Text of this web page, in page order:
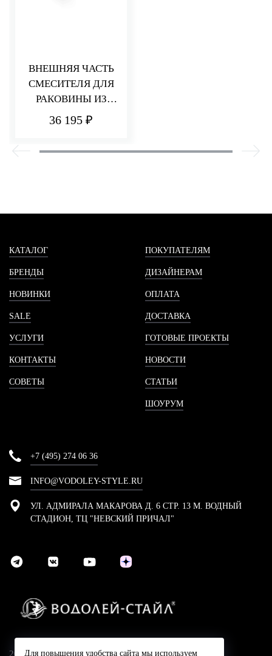
ВНЕШНЯЯ ЧАСТЬ
СМЕСИТЕЛЯ ДЛЯ
РАКОВИНЫ ИЗ
СТЕНЫ Q30
36 195 ₽
КАТАЛОГ
БРЕНДЫ
НОВИНКИ
SALE
УСЛУГИ
КОНТАКТЫ
СОВЕТЫ
ПОКУПАТЕЛЯМ
ДИЗАЙНЕРАМ
ОПЛАТА
ДОСТАВКА
ГОТОВЫЕ ПРОЕКТЫ
НОВОСТИ
СТАТЬИ
ШОУРУМ
+7 (495) 274 06 36
INFO@VODOLEY-STYLE.RU
УЛ. АДМИРАЛА МАКАРОВА Д. 6 СТР. 13 М. ВОДНЫЙ
СТАДИОН, ТЦ "НЕВСКИЙ ПРИЧАЛ"
2024 © Компания Водолей-Cтайл
Для повышения удобства сайта мы используем